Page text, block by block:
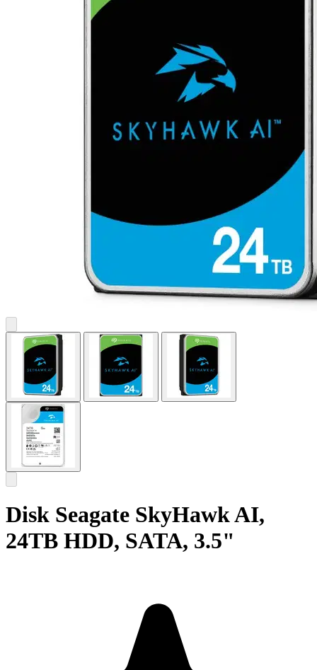
Disk Seagate SkyHawk AI,
24TB HDD, SATA, 3.5"